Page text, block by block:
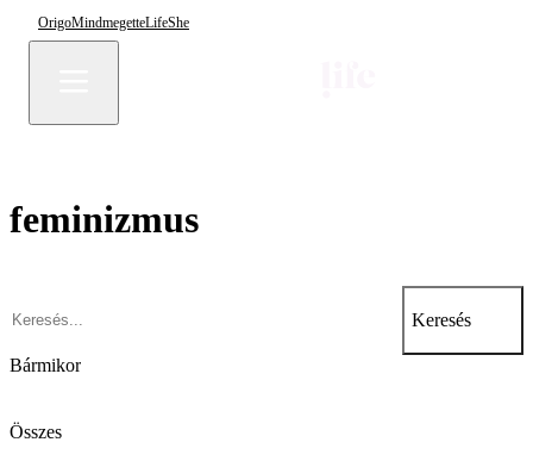
OrigoMindmegetteLifeShe
feminizmus
Keresés
Bármikor
Összes